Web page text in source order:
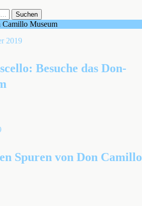
Camillo Museum
2019
Besuche das Don-
Spuren von Don Camillo